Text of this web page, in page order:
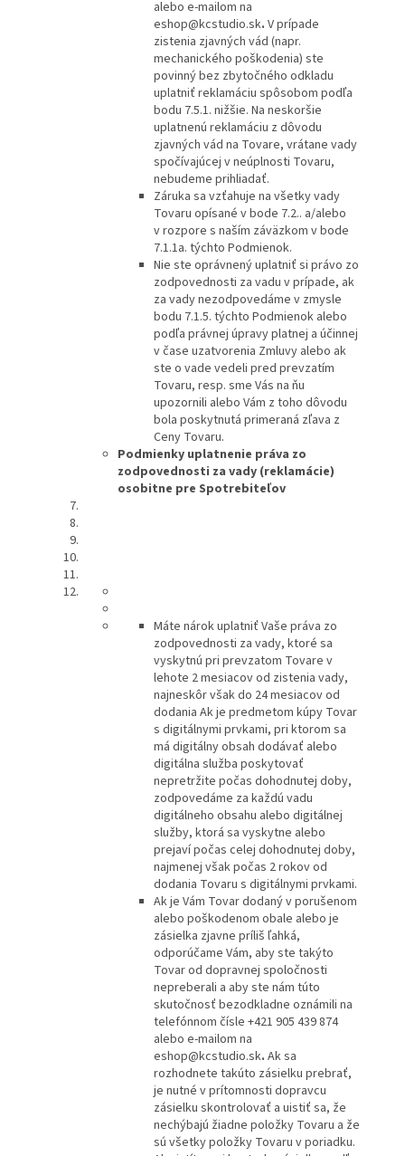
alebo e-mailom na
eshop@kcstudio.sk. V prípade
zistenia zjavných vád (napr.
mechanického poškodenia) ste
povinný bez zbytočného odkladu
uplatniť reklamáciu spôsobom podľa
bodu 7.5.1. nižšie. Na neskoršie
uplatnenú reklamáciu z dôvodu
zjavných vád na Tovare, vrátane vady
spočívajúcej v neúplnosti Tovaru,
nebudeme prihliadať.
Záruka sa vzťahuje na všetky vady
Tovaru opísané v bode 7.2.. a/alebo
v rozpore s naším záväzkom v bode
7.1.1a. týchto Podmienok.
Nie ste oprávnený uplatniť si právo zo
zodpovednosti za vadu v prípade, ak
za vady nezodpovedáme v zmysle
bodu 7.1.5. týchto Podmienok alebo
podľa právnej úpravy platnej a účinnej
v čase uzatvorenia Zmluvy alebo ak
ste o vade vedeli pred prevzatím
Tovaru, resp. sme Vás na ňu
upozornili alebo Vám z toho dôvodu
bola poskytnutá primeraná zľava z
Ceny Tovaru.
Podmienky uplatnenie práva zo
zodpovednosti za vady (reklamácie)
osobitne pre Spotrebiteľov
Máte nárok uplatniť Vaše práva zo
zodpovednosti za vady, ktoré sa
vyskytnú pri prevzatom Tovare v
lehote 2 mesiacov od zistenia vady,
najneskôr však do 24 mesiacov od
dodania Ak je predmetom kúpy Tovar
s digitálnymi prvkami, pri ktorom sa
má digitálny obsah dodávať alebo
digitálna služba poskytovať
nepretržite počas dohodnutej doby,
zodpovedáme za každú vadu
digitálneho obsahu alebo digitálnej
služby, ktorá sa vyskytne alebo
prejaví počas celej dohodnutej doby,
najmenej však počas 2 rokov od
dodania Tovaru s digitálnymi prvkami.
Ak je Vám Tovar dodaný v porušenom
alebo poškodenom obale alebo je
zásielka zjavne príliš ľahká,
odporúčame Vám, aby ste takýto
Tovar od dopravnej spoločnosti
nepreberali a aby ste nám túto
skutočnosť bezodkladne oznámili na
telefónnom čísle +421 905 439 874
alebo e-mailom na
eshop@kcstudio.sk. Ak sa
rozhodnete takúto zásielku prebrať,
je nutné v prítomnosti dopravcu
zásielku skontrolovať a uistiť sa, že
nechýbajú žiadne položky Tovaru a že
sú všetky položky Tovaru v poriadku.